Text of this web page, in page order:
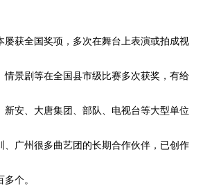
屡获全国奖项，多次在舞台上表演或拍成视
情景剧等在全国县市级比赛多次获奖，有给
新安、大唐集团、部队、电视台等大型单位
、广州很多曲艺团的长期合作伙伴，已创作
多个。